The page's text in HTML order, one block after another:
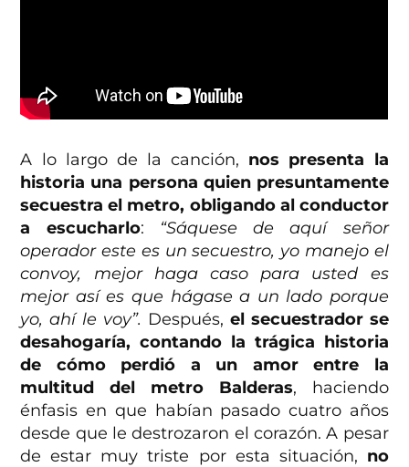
A lo largo de la canción, nos presenta la
historia una persona quien presuntamente
secuestra el metro, obligando al conductor
a escucharlo: “Sáquese de aquí señor
operador este es un secuestro, yo manejo el
convoy, mejor haga caso para usted es
mejor así es que hágase a un lado porque
yo, ahí le voy”. Después, el secuestrador se
desahogaría, contando la trágica historia
de cómo perdió a un amor entre la
multitud del metro Balderas, haciendo
énfasis en que habían pasado cuatro años
desde que le destrozaron el corazón. A pesar
de estar muy triste por esta situación, no